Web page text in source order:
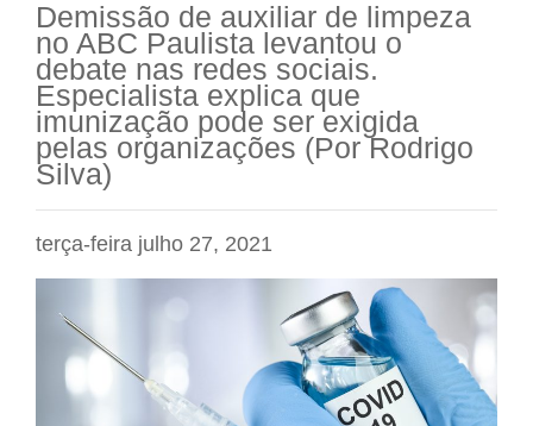
Demissão de auxiliar de limpeza
no ABC Paulista levantou o
debate nas redes sociais.
Especialista explica que
imunização pode ser exigida
pelas organizações (Por Rodrigo
Silva)
terça-feira julho 27, 2021